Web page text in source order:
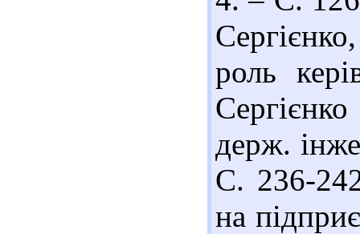
роль
держ.
С. 236-
на